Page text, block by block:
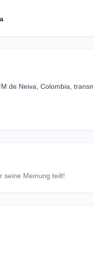
de Neiva, Colombia,
seine Meinung teilt!